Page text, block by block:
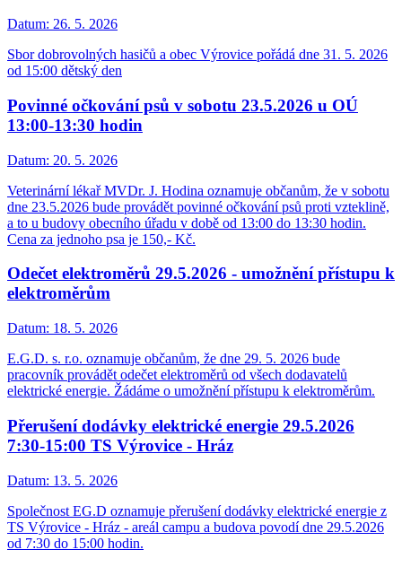
Datum: 26. 5. 2026
Sbor dobrovolných hasičů a obec Výrovice pořádá dne 31. 5. 2026
od 15:00 dětský den
Povinné očkování psů v sobotu 23.5.2026 u OÚ
13:00-13:30 hodin
Datum: 20. 5. 2026
Veterinární lékař MVDr. J. Hodina oznamuje občanům, že v sobotu
dne 23.5.2026 bude provádět povinné očkování psů proti vzteklině,
a to u budovy obecního úřadu v době od 13:00 do 13:30 hodin.
Cena za jednoho psa je 150,- Kč.
Odečet elektroměrů 29.5.2026 - umožnění přístupu k
elektroměrům
Datum: 18. 5. 2026
E.G.D. s. r.o. oznamuje občanům, že dne 29. 5. 2026 bude
pracovník provádět odečet elektroměrů od všech dodavatelů
elektrické energie. Žádáme o umožnění přístupu k elektroměrům.
Přerušení dodávky elektrické energie 29.5.2026
7:30-15:00 TS Výrovice - Hráz
Datum: 13. 5. 2026
Společnost EG.D oznamuje přerušení dodávky elektrické energie z
TS Výrovice - Hráz - areál campu a budova povodí dne 29.5.2026
od 7:30 do 15:00 hodin.